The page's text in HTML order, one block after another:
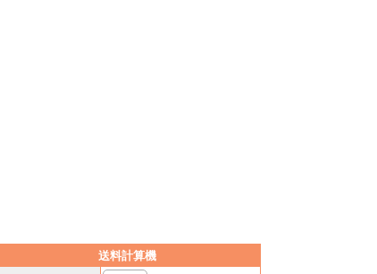
送料計算機